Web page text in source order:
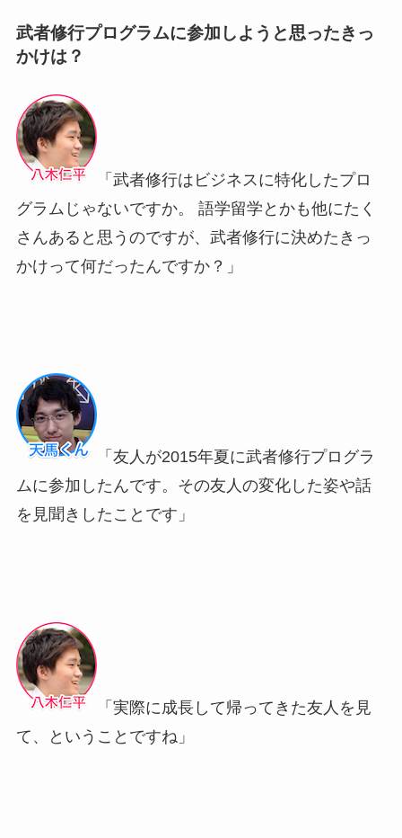
武者修行プログラムに参加しようと思ったきっ
かけは？
「武者修行はビジネスに特化したプロ
グラムじゃないですか。 語学留学とかも他にたく
さんあると思うのですが、武者修行に決めたきっ
かけって何だったんですか？」
「友人が2015年夏に武者修行プログラ
ムに参加したんです。その友人の変化した姿や話
を見聞きしたことです」
「実際に成長して帰ってきた友人を見
て、ということですね」